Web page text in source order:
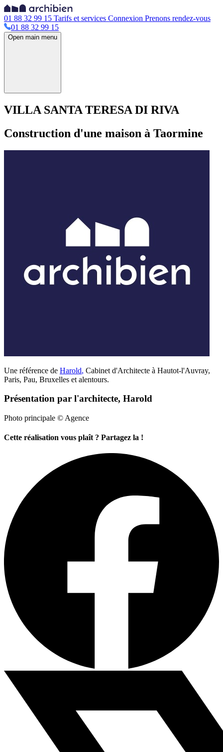
01 88 32 99 15 Tarifs et services Connexion Prenons rendez-vous
01 88 32 99 15
Open main menu
VILLA SANTA TERESA DI RIVA
Construction d'une maison à Taormine
Une référence de Harold, Cabinet d'Architecte à Hautot-l'Auvray,
Paris, Pau, Bruxelles et alentours.
Présentation par l'architecte, Harold
Photo principale © Agence
Cette réalisation vous plaît ? Partagez la !